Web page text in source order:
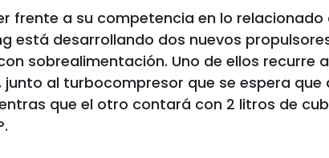
frente a su competencia en lo
está desarrollando dos nuevos
sobrealimentación. Uno de ellos recurre
junto al turbocompresor que se espera
que el otro contará con 2 litros de